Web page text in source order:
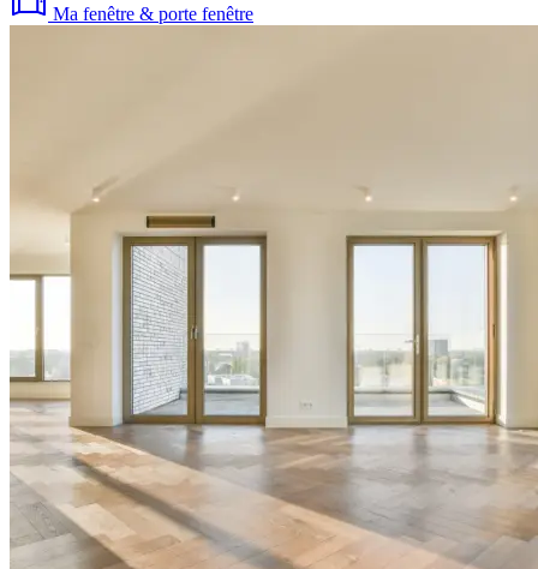
Ma fenêtre & porte fenêtre